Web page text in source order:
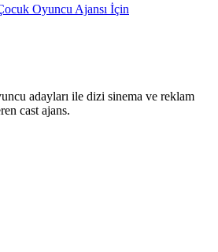
Oyuncu Ajansı İçin
adayları ile dizi sinema ve reklam
cast ajans.